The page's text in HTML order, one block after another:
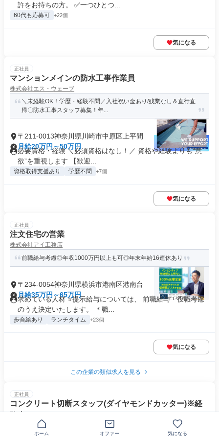
許をお持ちの方。 ✅一つひとつ...
60代も応募可 +22個
気になる
正社員
マンションメインの防水工事作業員
株式会社エス・ウェーブ
＼未経験OK！学歴・経験不問／入社祝い金あり/残業なし＆直行直
帰〇防水工事スタッフ募集！年...
〒211-0013神奈川県川崎市中原区上平間
月給20万円～50万円
必要資格・経験 ＼必須資格はなし！／ 資格や経験よりも“意
欲”を重視します 【歓迎...
資格取得支援あり 学歴不問 +7個
気になる
正社員
注文住宅の営業
株式会社アイ工務店
前職給与考慮◎年収1000万円以上も可◎年末年始16連休あり
〒234-0054神奈川県横浜市港南区港南台
月給35万円～65万円
求めている人材 ⭐提示給与については、 前職給与・役職考慮
のうえ決定いたします。 ＊職...
歩合給あり ランチタイム +23個
気になる
この企業の類似求人を見る
正社員
コンクリート切断スタッフ(ダイヤモンドカッター)※経
株式会社ダイヤモンドプロジェクト
ホーム オファー 気になる